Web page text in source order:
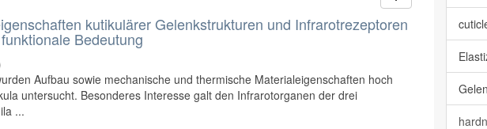
kutikulärer Gelenkstrukturen und Infrarotrezeptoren
Bedeutung
Aufbau sowie mechanische und thermische Materialeigenschaften hoch
untersucht. Besonderes Interesse galt den Infrarotorganen der drei
...